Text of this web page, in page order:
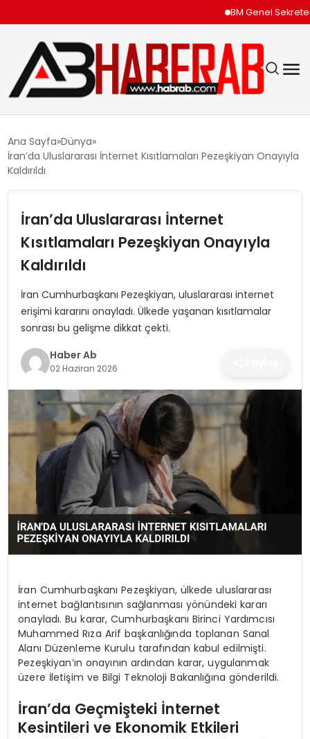
BM Genel Sekreteri
EKONOMI
TEKNOLOJI
SAĞLIK
MAGAZIN
YAŞAM
Ana Sayfa Dünya
İran’da Uluslararası İnternet Kısıtlamaları Pezeşkiyan Onayıyla
Kaldırıldı
İran’da Uluslararası İnternet
Kısıtlamaları Pezeşkiyan Onayıyla
Kaldırıldı
İran Cumhurbaşkanı Pezeşkiyan, uluslararası internet
erişimi kararını onayladı. Ülkede yaşanan kısıtlamalar
sonrası bu gelişme dikkat çekti.
Haber Ab
02 Haziran 2026
İran Cumhurbaşkanı Pezeşkiyan, ülkede uluslararası
internet bağlantısının sağlanması yönündeki kararı
onayladı. Bu karar, Cumhurbaşkanı Birinci Yardımcısı
Muhammed Rıza Arif başkanlığında toplanan Sanal
Alanı Düzenleme Kurulu tarafından kabul edilmişti.
Pezeşkiyan’ın onayının ardından karar, uygulanmak
üzere İletişim ve Bilgi Teknoloji Bakanlığına gönderildi.
İran’da Geçmişteki İnternet
Kesintileri ve Ekonomik Etkileri